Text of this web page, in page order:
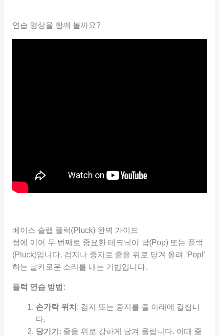
연습 영상을 함께 볼까요?
베이스 슬랩 플럭(Pluck) 완벽 가이드
썸에 이어 두 번째로 중요한 테크닉이 팝(Pop) 또는 플럭
(Pluck)입니다. 검지나 중지로 줄을 위로 당겨 올려 ‘Pop!’
하는 날카로운 소리를 내는 기법입니다.
플럭 연습 방법:
손가락 위치 : 검지 또는 중지를 줄 아래에 걸칩니
다.
당기기 : 줄을 위로 강하게 당겨 올립니다. 이때 줄